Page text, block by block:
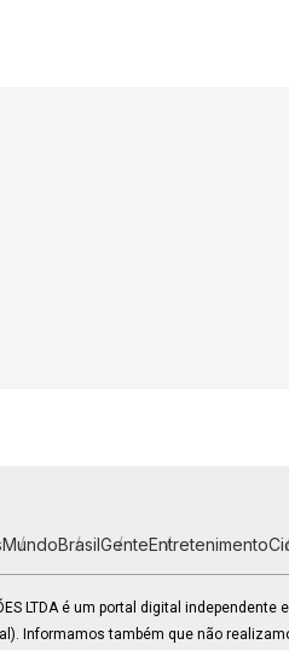
MundoBrasilGenteEntretenimento
LTDA é um portal digital
Informamos também que não